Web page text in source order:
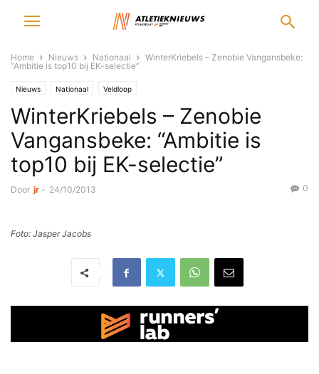
Home Nieuws Nationaal
WinterKriebels – Zenobie Vangansbeke:
“Ambitie is top10 bij EK-selectie”
Nieuws Nationaal Veldloop
WinterKriebels – Zenobie
Vangansbeke: “Ambitie is
top10 bij EK-selectie”
Door jr - 24/10/2013 0
Foto: Jasper Jacobs